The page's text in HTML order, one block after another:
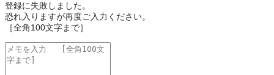
登録に失敗しました。
恐れ入りますが再度ご入力ください。
［全角100文字まで］